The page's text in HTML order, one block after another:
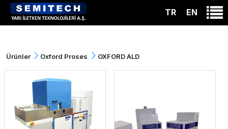
TR EN
Ürünler Oxford Proses OXFORD ALD